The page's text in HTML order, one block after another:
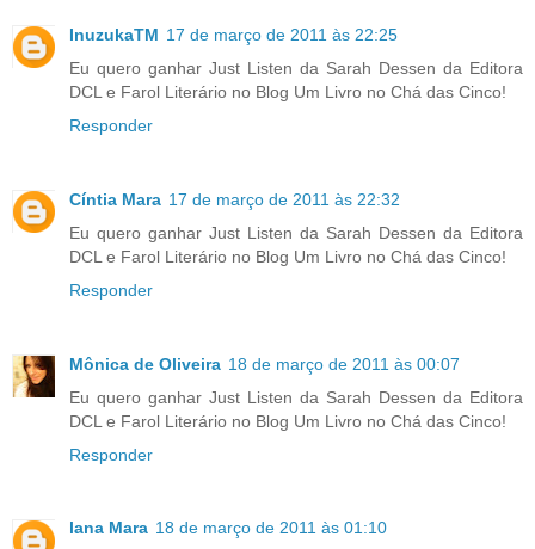
InuzukaTM 17 de março de 2011 às 22:25
Eu quero ganhar Just Listen da Sarah Dessen da Editora
DCL e Farol Literário no Blog Um Livro no Chá das Cinco!
Responder
Cíntia Mara 17 de março de 2011 às 22:32
Eu quero ganhar Just Listen da Sarah Dessen da Editora
DCL e Farol Literário no Blog Um Livro no Chá das Cinco!
Responder
Mônica de Oliveira 18 de março de 2011 às 00:07
Eu quero ganhar Just Listen da Sarah Dessen da Editora
DCL e Farol Literário no Blog Um Livro no Chá das Cinco!
Responder
lana Mara 18 de março de 2011 às 01:10